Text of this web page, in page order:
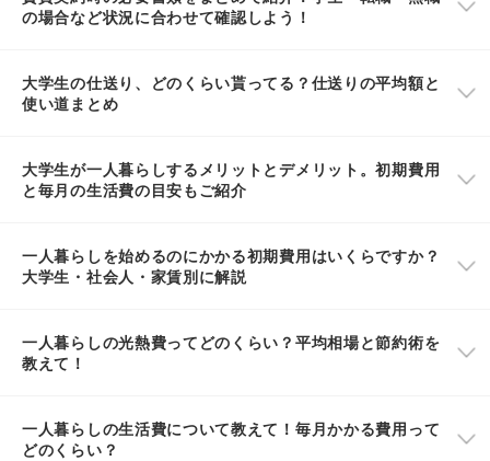
の場合など状況に合わせて確認しよう！
大学生の仕送り、どのくらい貰ってる？仕送りの平均額と
使い道まとめ
大学生が一人暮らしするメリットとデメリット。初期費用
と毎月の生活費の目安もご紹介
一人暮らしを始めるのにかかる初期費用はいくらですか？
大学生・社会人・家賃別に解説
一人暮らしの光熱費ってどのくらい？平均相場と節約術を
教えて！
一人暮らしの生活費について教えて！毎月かかる費用って
どのくらい？